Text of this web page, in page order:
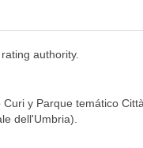
authority.
y Parque temático
dell'Umbria).